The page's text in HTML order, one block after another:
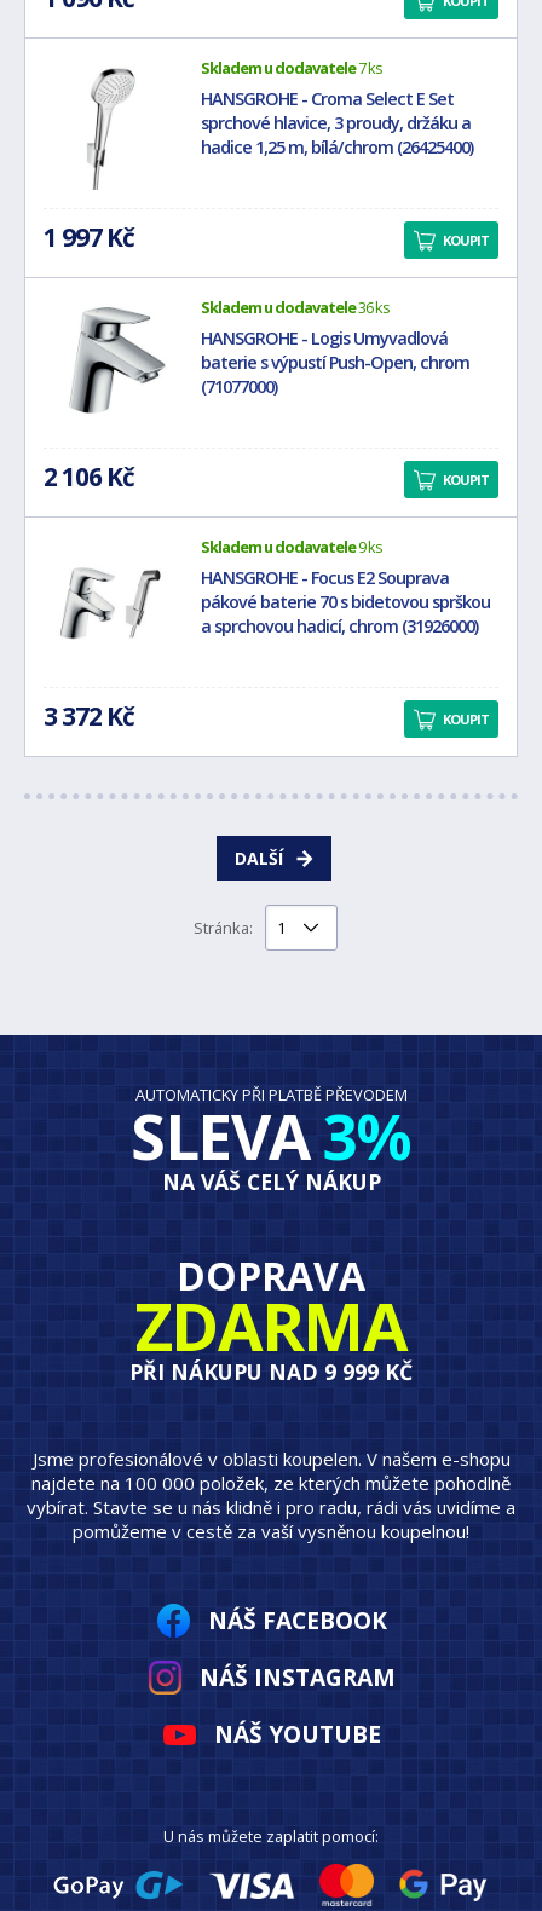
Skladem u dodavatele7 ks
HANSGROHE - Croma Select E Set
sprchové hlavice, 3 proudy, držáku a
hadice 1,25 m, bílá/chrom (26425400)
1 997 Kč KOUPIT
Skladem u dodavatele36 ks
HANSGROHE - Logis Umyvadlová
baterie s výpustí Push-Open, chrom
(71077000)
2 106 Kč KOUPIT
Skladem u dodavatele9 ks
HANSGROHE - Focus E2 Souprava
pákové baterie 70 s bidetovou sprškou
a sprchovou hadicí, chrom (31926000)
3 372 Kč KOUPIT
DALŠÍ
Stránka:
AUTOMATICKY PŘI PLATBĚ PŘEVODEM
SLEVA3%
NA VÁŠ CELÝ NÁKUP
DOPRAVA
ZDARMA
PŘI NÁKUPU NAD 9 999 KČ
Jsme profesionálové v oblasti koupelen. V našem e-shopu
najdete na 100 000 položek, ze kterých můžete pohodlně
vybírat. Stavte se u nás klidně i pro radu, rádi vás uvidíme a
pomůžeme v cestě za vaší vysněnou koupelnou!
NÁŠ FACEBOOK
NÁŠ INSTAGRAM
NÁŠ YOUTUBE
U nás můžete zaplatit pomocí: